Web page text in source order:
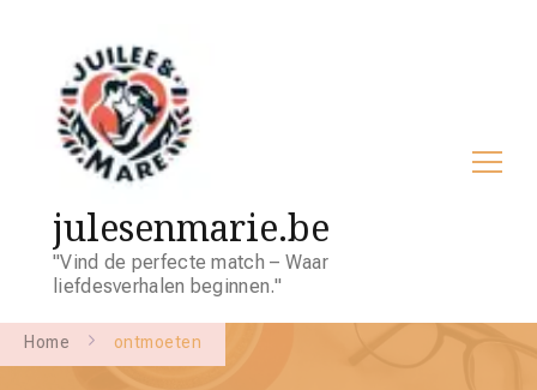
julesenmarie.be
"Vind de perfecte match – Waar
liefdesverhalen beginnen."
Home ontmoeten